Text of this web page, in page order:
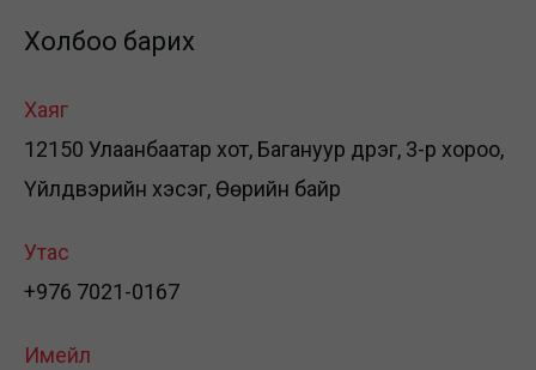
Холбоо барих
Хаяг
12150 Улаанбаатар хот, Багануур дүүрэг, 3-р хороо,
Үйлдвэрийн хэсэг, Өөрийн байр
Утас
+976 7021-0167
Имейл